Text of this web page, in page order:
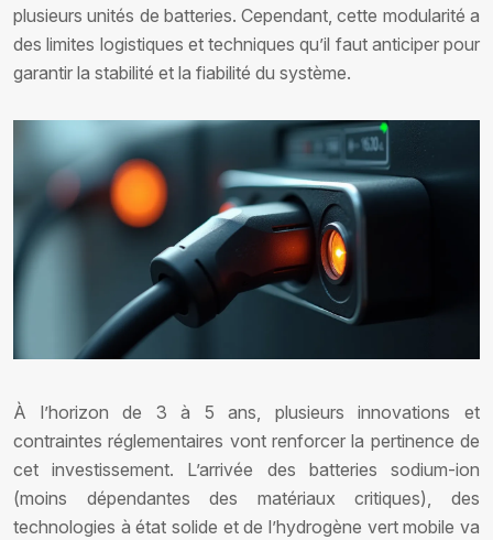
plusieurs unités de batteries. Cependant, cette modularité a
des limites logistiques et techniques qu’il faut anticiper pour
garantir la stabilité et la fiabilité du système.
À l’horizon de 3 à 5 ans, plusieurs innovations et
contraintes réglementaires vont renforcer la pertinence de
cet investissement. L’arrivée des batteries sodium-ion
(moins dépendantes des matériaux critiques), des
technologies à état solide et de l’hydrogène vert mobile va